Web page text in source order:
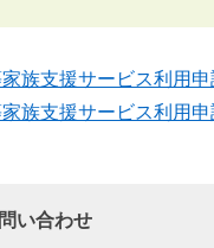
族支援サービス利用
族支援サービス利用
い合わせ